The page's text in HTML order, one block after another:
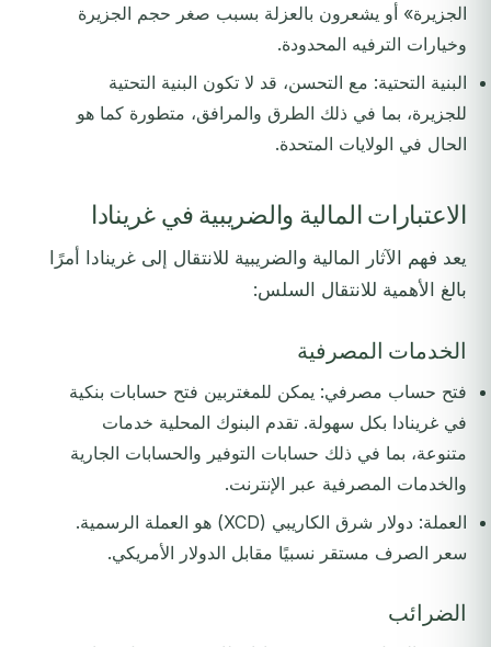
الجزيرة» أو يشعرون بالعزلة بسبب صغر حجم الجزيرة
وخيارات الترفيه المحدودة.
البنية التحتية: مع التحسن، قد لا تكون البنية التحتية
للجزيرة، بما في ذلك الطرق والمرافق، متطورة كما هو
الحال في الولايات المتحدة.
الاعتبارات المالية والضريبية في غرينادا
يعد فهم الآثار المالية والضريبية للانتقال إلى غرينادا أمرًا
بالغ الأهمية للانتقال السلس:
الخدمات المصرفية
فتح حساب مصرفي: يمكن للمغتربين فتح حسابات بنكية
في غرينادا بكل سهولة. تقدم البنوك المحلية خدمات
متنوعة، بما في ذلك حسابات التوفير والحسابات الجارية
والخدمات المصرفية عبر الإنترنت.
العملة: دولار شرق الكاريبي (XCD) هو العملة الرسمية.
سعر الصرف مستقر نسبيًا مقابل الدولار الأمريكي.
الضرائب